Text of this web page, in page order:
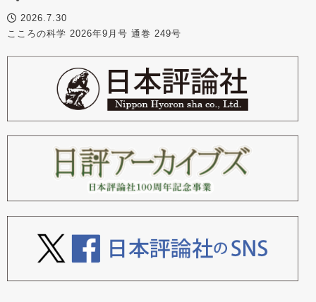
2026.7.30
こころの科学 2026年9月号 通巻 249号